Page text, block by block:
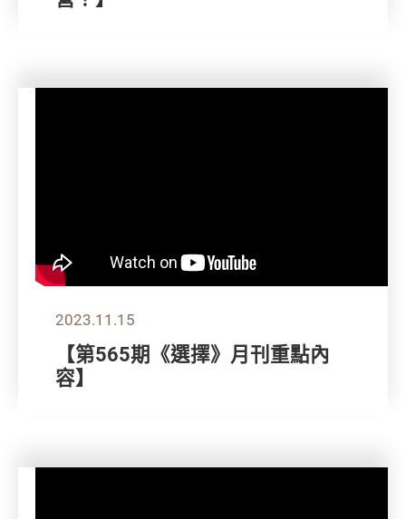
2023.11.15
【第565期《選擇》月刊重點內
容】